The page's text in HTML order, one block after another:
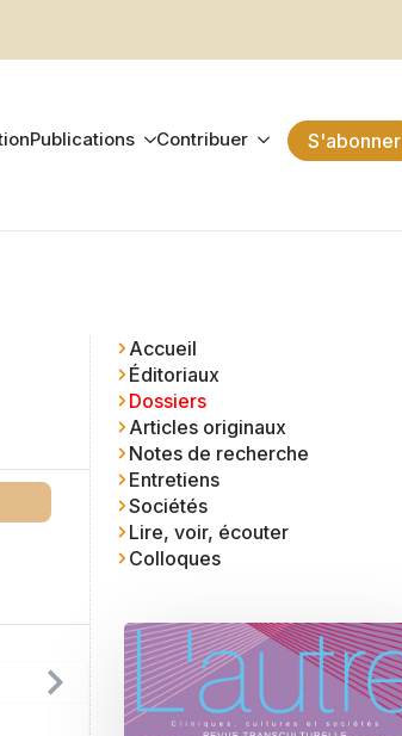
Publications Contribuer S'abonner
Accueil
Éditoriaux
Dossiers
Articles originaux
Notes de recherche
Entretiens
Sociétés
Lire, voir, écouter
Colloques